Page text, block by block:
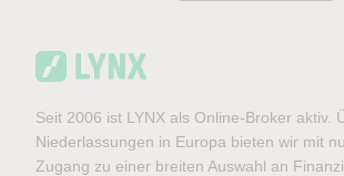
Seit 2006 ist LYNX als Online-Broker aktiv.
Niederlassungen in Europa bieten wir mit
Zugang zu einer breiten Auswahl an